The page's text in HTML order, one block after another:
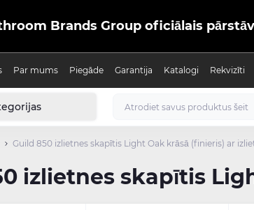
Brands Group oficiālais
Par mums Piegāde Garantija Katalogi Rekvizīti
Guild 850 izlietnes skapītis Light Oak krāsā (finieris) ar
izlietnes skapītis